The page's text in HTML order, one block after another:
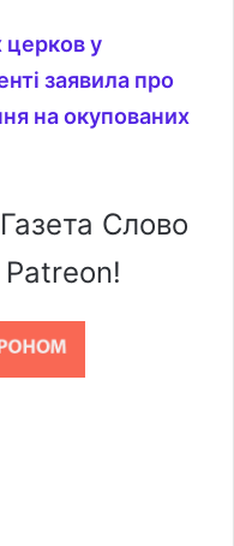
церков у
заявила про
на окупованих
Слово